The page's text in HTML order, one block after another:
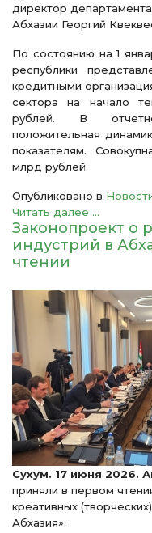
директор
Абхазии Георгий
По состоянию на 1
республики
кредитными
сектора на начало
рублей. В
положительная
показателям.
млрд рублей.
Опубликовано в
Читать далее ...
Законопроект о
индустрий в
чтении
Сухум. 17 июня 2026.
приняли в первом
креативных
Абхазия».